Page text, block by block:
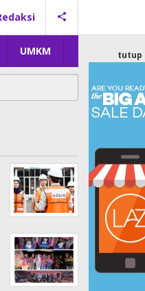
UMKM tutup